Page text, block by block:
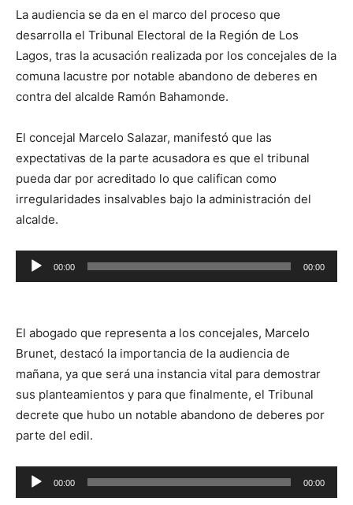
La audiencia se da en el marco del proceso que
desarrolla el Tribunal Electoral de la Región de Los
Lagos, tras la acusación realizada por los concejales de la
comuna lacustre por notable abandono de deberes en
contra del alcalde Ramón Bahamonde.
El concejal Marcelo Salazar, manifestó que las
expectativas de la parte acusadora es que el tribunal
pueda dar por acreditado lo que califican como
irregularidades insalvables bajo la administración del
alcalde.
Reproductor
de
00:00 00:00
El abogado que representa a los concejales, Marcelo
Brunet, destacó la importancia de la audiencia de
mañana, ya que será una instancia vital para demostrar
sus planteamientos y para que finalmente, el Tribunal
decrete que hubo un notable abandono de deberes por
parte del edil.
Reproductor
de
00:00 00:00